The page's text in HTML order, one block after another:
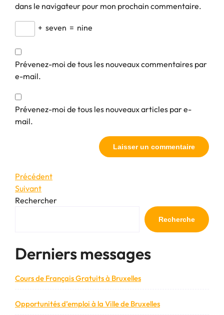
dans le navigateur pour mon prochain commentaire.
+ seven = nine
Prévenez-moi de tous les nouveaux commentaires par
e-mail.
Prévenez-moi de tous les nouveaux articles par e-
mail.
Navigation
de
Article
précédent
Précédent
Article
suivant
Suivant
Rechercher
Recherche
Derniers messages
Cours de Français Gratuits à Bruxelles
Opportunités d’emploi à la Ville de Bruxelles